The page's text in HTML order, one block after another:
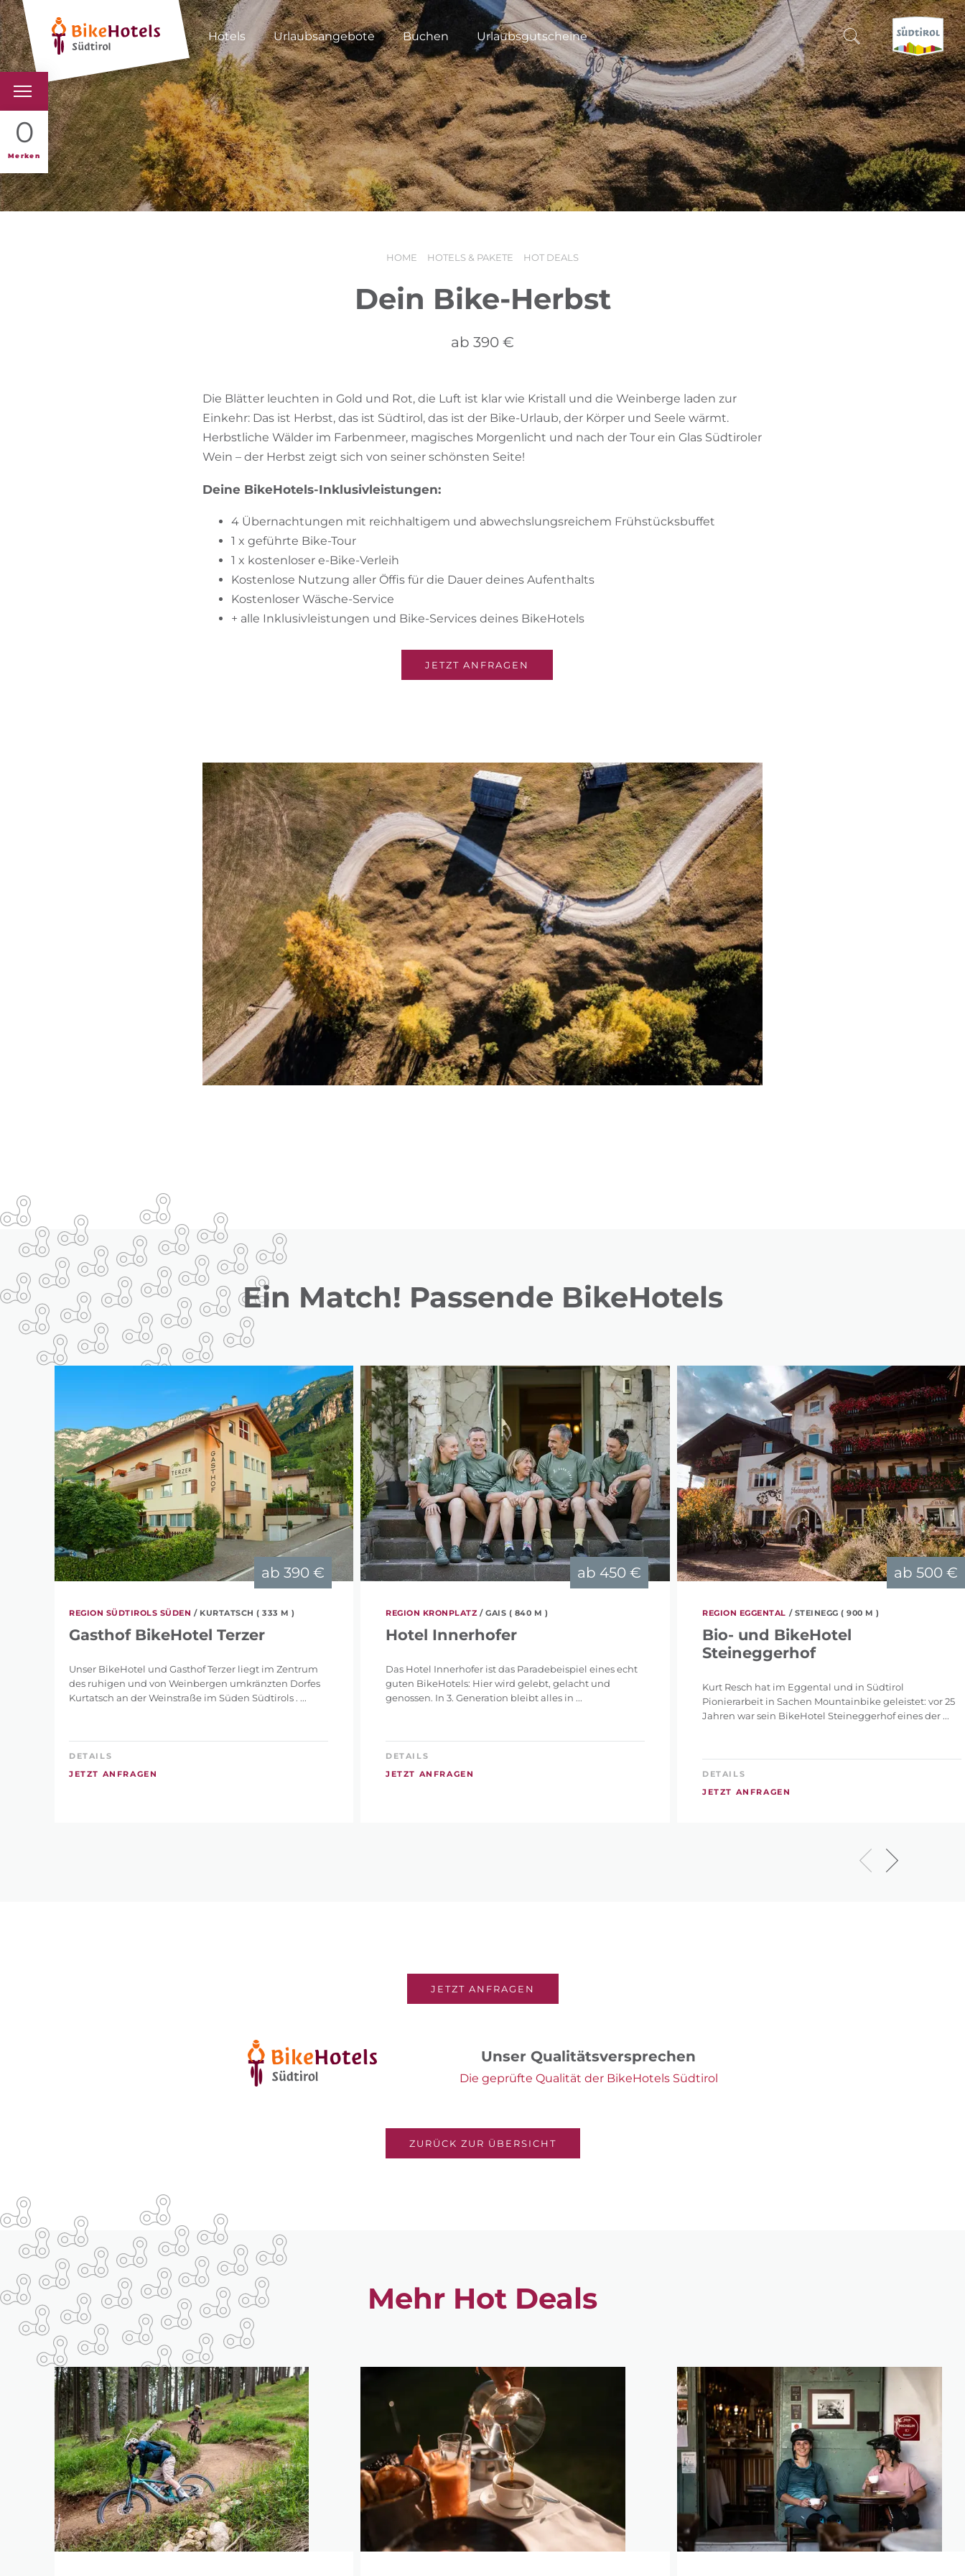
Hotels Urlaubsangebote Buchen Urlaubsgutscheine
0
Merken
BIKEHOTELS
HOTELS & PAKETE
TOUREN & REVIERE
SUCHEN & BUCHEN
ENTDECKE SÜDTIROL
-
HOME HOTELS & PAKETE HOT DEALS
Dein Bike-Herbst
ab 390 €
Die Blätter leuchten in Gold und Rot, die Luft ist klar wie Kristall und die Weinberge laden zur
Einkehr: Das ist Herbst, das ist Südtirol, das ist der Bike-Urlaub, der Körper und Seele wärmt.
Herbstliche Wälder im Farbenmeer, magisches Morgenlicht und nach der Tour ein Glas Südtiroler
Wein – der Herbst zeigt sich von seiner schönsten Seite!
Deine BikeHotels-Inklusivleistungen:
4 Übernachtungen mit reichhaltigem und abwechslungsreichem Frühstücksbuffet
1 x geführte Bike-Tour
1 x kostenloser e-Bike-Verleih
Kostenlose Nutzung aller Öffis für die Dauer deines Aufenthalts
Kostenloser Wäsche-Service
+ alle Inklusivleistungen und Bike-Services deines BikeHotels
JETZT ANFRAGEN
Ein Match! Passende BikeHotels
ab 390 €
REGION SÜDTIROLS SÜDEN / KURTATSCH ( 333 M )
Gasthof BikeHotel Terzer
Unser BikeHotel und Gasthof Terzer liegt im Zentrum
des ruhigen und von Weinbergen umkränzten Dorfes
Kurtatsch an der Weinstraße im Süden Südtirols . ...
DETAILS
JETZT ANFRAGEN
ab 450 €
REGION KRONPLATZ / GAIS ( 840 M )
Hotel Innerhofer
Das Hotel Innerhofer ist das Paradebeispiel eines echt
guten BikeHotels: Hier wird gelebt, gelacht und
genossen. In 3. Generation bleibt alles in ...
DETAILS
JETZT ANFRAGEN
ab 500 €
REGION EGGENTAL / STEINEGG ( 900 M )
Bio- und BikeHotel
Steineggerhof
Kurt Resch hat im Eggental und in Südtirol
Pionierarbeit in Sachen Mountainbike geleistet: vor 25
Jahren war sein BikeHotel Steineggerhof eines der ...
DETAILS
JETZT ANFRAGEN
JETZT ANFRAGEN
Unser Qualitätsversprechen
Die geprüfte Qualität der BikeHotels Südtirol
ZURÜCK ZUR ÜBERSICHT
Mehr Hot Deals